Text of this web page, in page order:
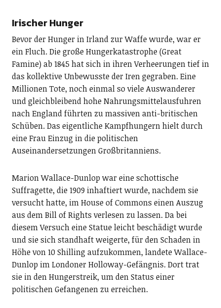
Irischer Hunger
Bevor der Hunger in Irland zur Waffe wurde, war er
ein Fluch. Die große Hungerkatastrophe (Great
Famine) ab 1845 hat sich in ihren Verheerungen tief in
das kollektive Unbewusste der Iren gegraben. Eine
Millionen Tote, noch einmal so viele Auswanderer
und gleichbleibend hohe Nahrungsmittelausfuhren
nach England führten zu massiven anti-britischen
Schüben. Das eigentliche Kampfhungern hielt durch
eine Frau Einzug in die politischen
Auseinandersetzungen Großbritanniens.
Marion Wallace-Dunlop war eine schottische
Suffragette, die 1909 inhaftiert wurde, nachdem sie
versucht hatte, im House of Commons einen Auszug
aus dem Bill of Rights verlesen zu lassen. Da bei
diesem Versuch eine Statue leicht beschädigt wurde
und sie sich standhaft weigerte, für den Schaden in
Höhe von 10 Shilling aufzukommen, landete Wallace-
Dunlop im Londoner Holloway-Gefängnis. Dort trat
sie in den Hungerstreik, um den Status einer
politischen Gefangenen zu erreichen.